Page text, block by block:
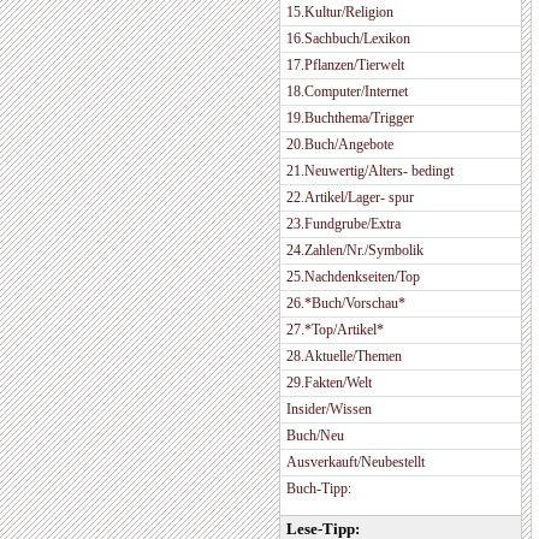
15.Kultur/Religion
16.Sachbuch/Lexikon
17.Pflanzen/Tierwelt
18.Computer/Internet
19.Buchthema/Trigger
20.Buch/Angebote
21.Neuwertig/Alters- bedingt
22.Artikel/Lager- spur
23.Fundgrube/Extra
24.Zahlen/Nr./Symbolik
25.Nachdenkseiten/Top
26.*Buch/Vorschau*
27.*Top/Artikel*
28.Aktuelle/Themen
29.Fakten/Welt
Insider/Wissen
Buch/Neu
Ausverkauft/Neubestellt
Buch-Tipp:
Lese-Tipp: